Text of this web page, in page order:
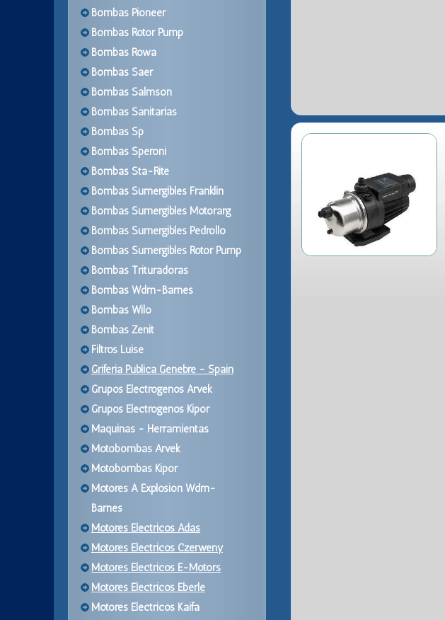
Bombas Pioneer
Bombas Rotor Pump
Bombas Rowa
Bombas Saer
Bombas Salmson
Bombas Sanitarias
Bombas Sp
Bombas Speroni
Bombas Sta-Rite
Bombas Sumergibles Franklin
Bombas Sumergibles Motorarg
Bombas Sumergibles Pedrollo
Bombas Sumergibles Rotor Pump
Bombas Trituradoras
Bombas Wdm-Barnes
Bombas Wilo
Bombas Zenit
Filtros Luise
Griferia Publica Genebre - Spain
Grupos Electrogenos Arvek
Grupos Electrogenos Kipor
Maquinas - Herramientas
Motobombas Arvek
Motobombas Kipor
Motores A Explosion Wdm-
Barnes
Motores Electricos Adas
Motores Electricos Czerweny
Motores Electricos E-Motors
Motores Electricos Eberle
Motores Electricos Kaifa